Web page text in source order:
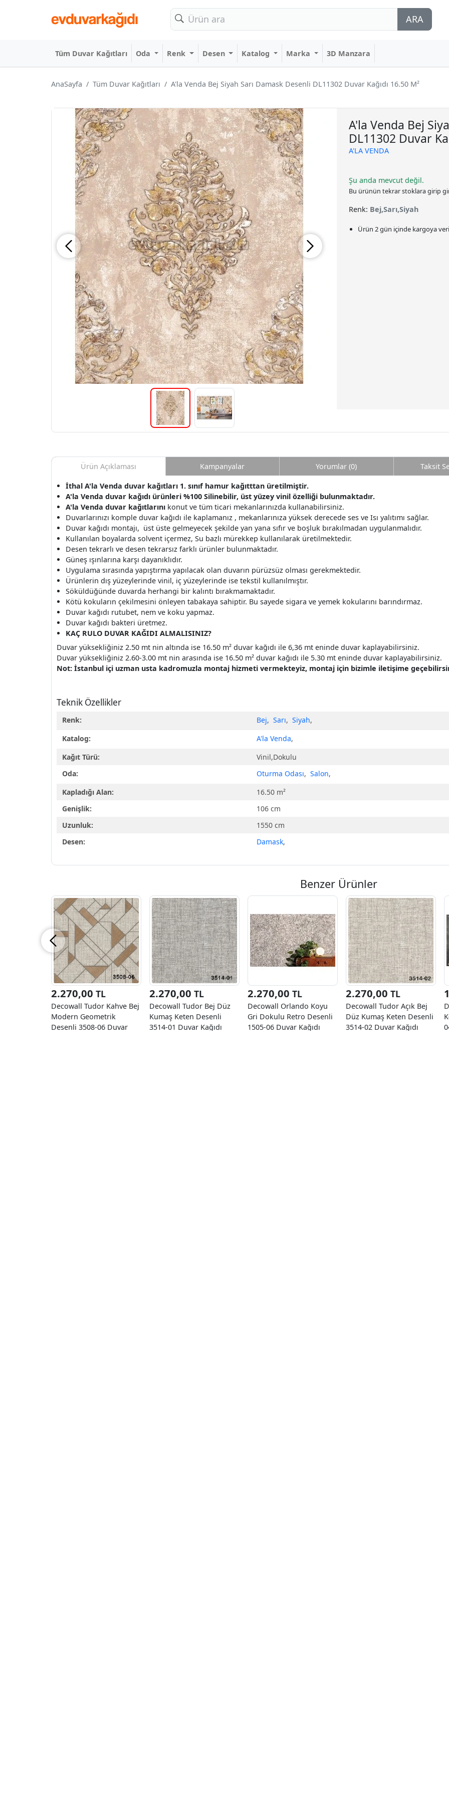
ARA
Tüm Duvar Kağıtları Oda Renk Desen Katalog Marka 3D Manzara
AnaSayfa Tüm Duvar Kağıtları
A'la Venda Bej Siyah Sarı Damask Desenli DL11302 Duvar Kağıdı 16.50 M²
A'la Venda Bej
DL11302 Duvar
A'LA VENDA
Şu anda mevcut değil.
Bu ürünün tekrar stoklara girip
Renk: Bej,Sarı,Siyah
Ürün 2 gün içinde kargoya
Ürün Açıklaması
İthal A'la Venda duvar kağıtları 1. sınıf hamur kağıtttan üretilmiştir.
A'la Venda duvar kağıdı ürünleri %100 Silinebilir, üst yüzey vinil özelliği bulunmaktadır.
A'la Venda duvar kağıtlarını konut ve tüm ticari mekanlarınızda kullanabilirsiniz.
Duvarlarınızı komple duvar kağıdı ile kaplamanız , mekanlarınıza yüksek derecede ses ve Isı yalıtımı sağlar.
Duvar kağıdı montajı, üst üste gelmeyecek şekilde yan yana sıfır ve boşluk bırakılmadan uygulanmalıdır.
Kullanılan boyalarda solvent içermez, Su bazlı mürekkep kullanılarak üretilmektedir.
Desen tekrarlı ve desen tekrarsız farklı ürünler bulunmaktadır.
Güneş ışınlarına karşı dayanıklıdır.
Uygulama sırasında yapıştırma yapılacak olan duvarın pürüzsüz olması gerekmektedir.
Ürünlerin dış yüzeylerinde vinil, iç yüzeylerinde ise tekstil kullanılmıştır.
Söküldüğünde duvarda herhangi bir kalıntı bırakmamaktadır.
Kötü kokuların çekilmesini önleyen tabakaya sahiptir. Bu sayede sigara ve yemek kokularını barındırmaz.
Duvar kağıdı rutubet, nem ve koku yapmaz.
Duvar kağıdı bakteri üretmez.
KAÇ RULO DUVAR KAĞIDI ALMALISINIZ?
Duvar yüksekliğiniz 2.50 mt nin altında ise 16.50 m² duvar kağıdı ile 6,36 mt eninde duvar kaplayabilirsiniz.
Duvar yüksekliğiniz 2.60-3.00 mt nin arasında ise 16.50 m² duvar kağıdı ile 5.30 mt eninde duvar kaplayabilirsiniz.
Not: İstanbul içi uzman usta kadromuzla montaj hizmeti vermekteyiz, montaj için bizimle iletişime
Teknik Özellikler
Renk: Bej, Sarı, Siyah,
Katalog:
A'la Venda,
Kağıt Türü:
Vinil,Dokulu
Oda:
Oturma Odası, Salon,
Kapladığı Alan:
16.50 m²
Genişlik:
106 cm
Uzunluk:
1550 cm
Desen:
Damask,
Kampanyalar Yorumlar (0) Taksit
Benzer Ürünler
2.270,00 TL
Decowall Tudor Kahve Bej
Modern Geometrik
Desenli 3508-06 Duvar
2.270,00 TL
Decowall Tudor Bej Düz
Kumaş Keten Desenli
3514-01 Duvar Kağıdı
2.270,00 TL
Decowall Orlando Koyu
Gri Dokulu Retro Desenli
1505-06 Duvar Kağıdı
2.270,00 TL
Decowall Tudor Açık Bej
Düz Kumaş Keten Desenli
3514-02 Duvar Kağıdı